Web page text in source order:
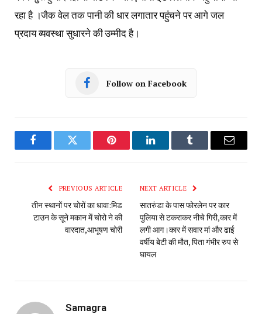
रहा है ।जैक वेल तक पानी की धार लगातार पहुंचने पर आगे जल
प्रदाय व्यवस्था सुधारने की उम्मीद है।
Follow on Facebook
FacebookTwitter Pinterest LinkedInTumblr Email
PREVIOUS ARTICLE
तीन स्थानों पर चोरों का धावा:मिड
टाउन के सूने मकान में चोरो ने की
वारदात,आभूषण चोरी
NEXT ARTICLE
सातरुंडा के पास फोरलेन पर कार
पुलिया से टकराकर नीचे गिरी,कार में
लगी आग।कार में सवार मां और ढाई
वर्षीय बेटी की मौत, पिता गंभीर रुप से
घायल
Samagra